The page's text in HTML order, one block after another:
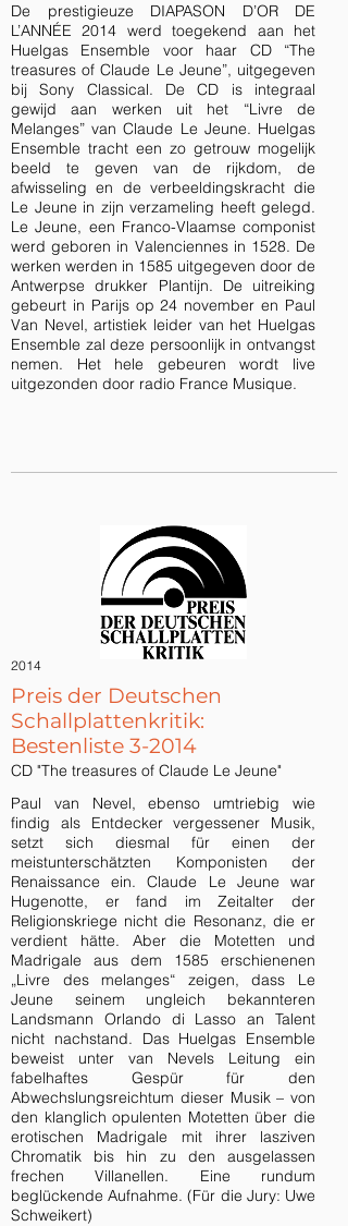
De prestigieuze DIAPASON D’OR DE
L’ANNÉE 2014 werd toegekend aan het
Huelgas Ensemble voor haar CD “The
treasures of Claude Le Jeune”, uitgegeven
bij Sony Classical. De CD is integraal
gewijd aan werken uit het “Livre de
Melanges” van Claude Le Jeune. Huelgas
Ensemble tracht een zo getrouw mogelijk
beeld te geven van de rijkdom, de
afwisseling en de verbeeldingskracht die
Le Jeune in zijn verzameling heeft gelegd.
Le Jeune, een Franco-Vlaamse componist
werd geboren in Valenciennes in 1528. De
werken werden in 1585 uitgegeven door de
Antwerpse drukker Plantijn. De uitreiking
gebeurt in Parijs op 24 november en Paul
Van Nevel, artistiek leider van het Huelgas
Ensemble zal deze persoonlijk in ontvangst
nemen. Het hele gebeuren wordt live
uitgezonden door radio France Musique.
2014
Preis der Deutschen
Schallplattenkritik:
Bestenliste 3-2014
CD "The treasures of Claude Le Jeune"
Paul van Nevel, ebenso umtriebig wie
findig als Entdecker vergessener Musik,
setzt sich diesmal für einen der
meistunterschätzten Komponisten der
Renaissance ein. Claude Le Jeune war
Hugenotte, er fand im Zeitalter der
Religionskriege nicht die Resonanz, die er
verdient hätte. Aber die Motetten und
Madrigale aus dem 1585 erschienenen
„Livre des melanges“ zeigen, dass Le
Jeune seinem ungleich bekannteren
Landsmann Orlando di Lasso an Talent
nicht nachstand. Das Huelgas Ensemble
beweist unter van Nevels Leitung ein
fabelhaftes Gespür für den
Abwechslungsreichtum dieser Musik – von
den klanglich opulenten Motetten über die
erotischen Madrigale mit ihrer lasziven
Chromatik bis hin zu den ausgelassen
frechen Villanellen. Eine rundum
beglückende Aufnahme. (Für die Jury: Uwe
Schweikert)